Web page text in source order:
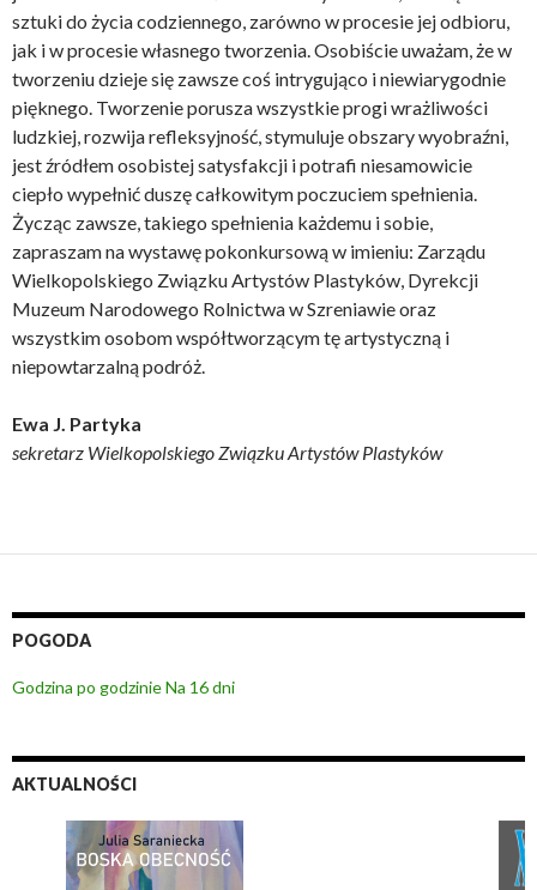
sztuki do życia codziennego, zarówno w procesie jej odbioru,
jak i w procesie własnego tworzenia. Osobiście uważam, że w
tworzeniu dzieje się zawsze coś intrygująco i niewiarygodnie
pięknego. Tworzenie porusza wszystkie progi wrażliwości
ludzkiej, rozwija refleksyjność, stymuluje obszary wyobraźni,
jest źródłem osobistej satysfakcji i potrafi niesamowicie
ciepło wypełnić duszę całkowitym poczuciem spełnienia.
Życząc zawsze, takiego spełnienia każdemu i sobie,
zapraszam na wystawę pokonkursową w imieniu: Zarządu
Wielkopolskiego Związku Artystów Plastyków, Dyrekcji
Muzeum Narodowego Rolnictwa w Szreniawie oraz
wszystkim osobom współtworzącym tę artystyczną i
niepowtarzalną podróż.
Ewa J. Partyka
sekretarz Wielkopolskiego Związku Artystów Plastyków
POGODA
Godzina po godzinieNa 16 dni
AKTUALNOŚCI